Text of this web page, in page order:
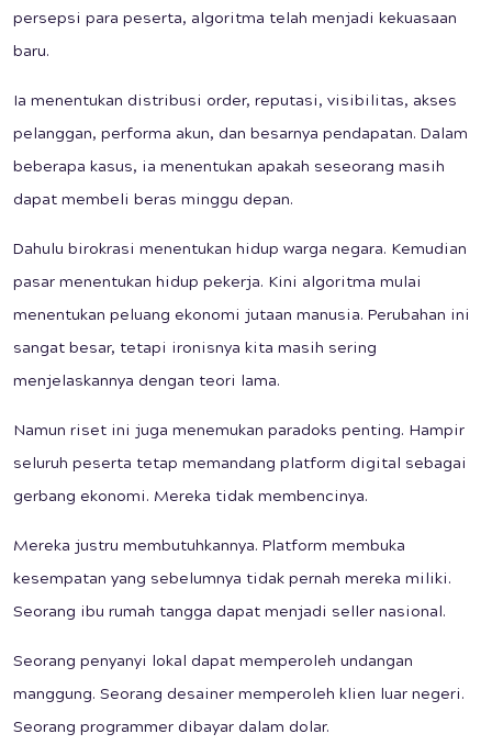
persepsi para peserta, algoritma telah menjadi kekuasaan
baru.
Ia menentukan distribusi order, reputasi, visibilitas, akses
pelanggan, performa akun, dan besarnya pendapatan. Dalam
beberapa kasus, ia menentukan apakah seseorang masih
dapat membeli beras minggu depan.
Dahulu birokrasi menentukan hidup warga negara. Kemudian
pasar menentukan hidup pekerja. Kini algoritma mulai
menentukan peluang ekonomi jutaan manusia. Perubahan ini
sangat besar, tetapi ironisnya kita masih sering
menjelaskannya dengan teori lama.
Namun riset ini juga menemukan paradoks penting. Hampir
seluruh peserta tetap memandang platform digital sebagai
gerbang ekonomi. Mereka tidak membencinya.
Mereka justru membutuhkannya. Platform membuka
kesempatan yang sebelumnya tidak pernah mereka miliki.
Seorang ibu rumah tangga dapat menjadi seller nasional.
Seorang penyanyi lokal dapat memperoleh undangan
manggung. Seorang desainer memperoleh klien luar negeri.
Seorang programmer dibayar dalam dolar.